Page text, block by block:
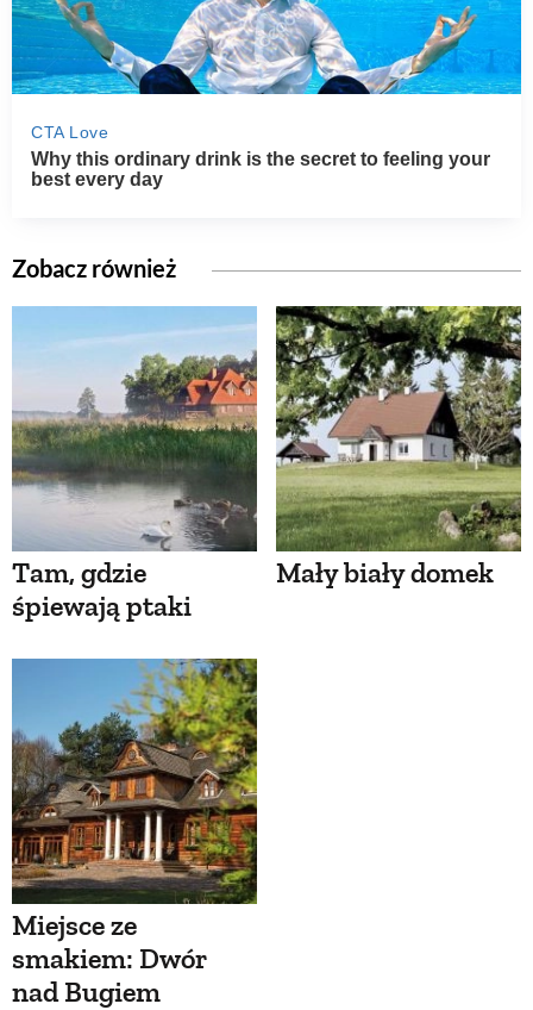
Zobacz również
Tam, gdzie
śpiewają ptaki
Mały biały domek
Miejsce ze
smakiem: Dwór
nad Bugiem